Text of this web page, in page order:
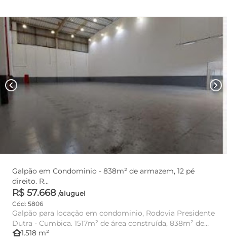
chevron_left chevron_right
Galpão em Condominio - 838m² de armazem, 12 pé
direito. R...
R$ 57.668 /aluguel
Cód: 5806
Galpão para locação em condominio, Rodovia Presidente
Dutra - Cumbica. 1517m² de área construída, 838m² de
armazem livre...
other_houses1.518 m²